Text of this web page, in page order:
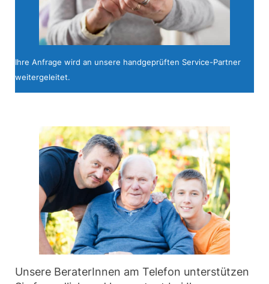
Ihre Anfrage wird an unsere handgeprüften Service-Partner
weitergeleitet.
Unsere BeraterInnen am Telefon unterstützen